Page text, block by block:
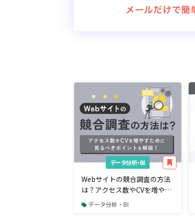
データ分析・BI
Webサイトの競合調査の方法
は？アクセス数やCVを増やす
ために見るべきポイント
データ分析・BI